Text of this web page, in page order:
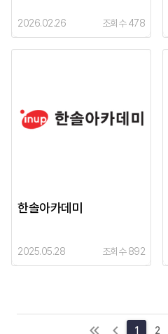
2026.02.26 조회수 478
한솔아카데미
2025.05.28 조회수 892
1 2